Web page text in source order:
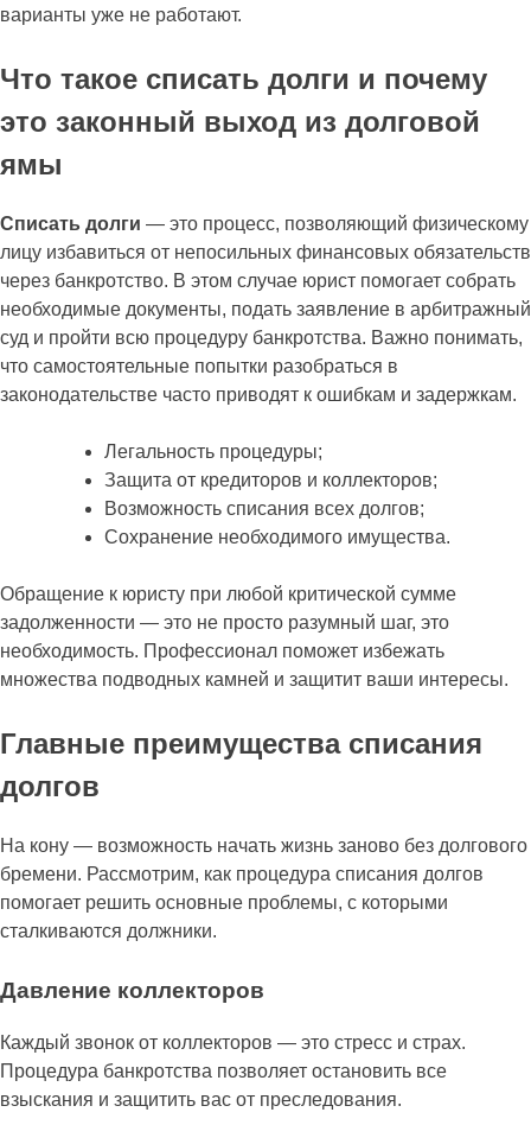
варианты уже не работают.
Что такое списать долги и почему
это законный выход из долговой
ямы
Списать долги — это процесс, позволяющий физическому
лицу избавиться от непосильных финансовых обязательств
через банкротство. В этом случае юрист помогает собрать
необходимые документы, подать заявление в арбитражный
суд и пройти всю процедуру банкротства. Важно понимать,
что самостоятельные попытки разобраться в
законодательстве часто приводят к ошибкам и задержкам.
Легальность процедуры;
Защита от кредиторов и коллекторов;
Возможность списания всех долгов;
Сохранение необходимого имущества.
Обращение к юристу при любой критической сумме
задолженности — это не просто разумный шаг, это
необходимость. Профессионал поможет избежать
множества подводных камней и защитит ваши интересы.
Главные преимущества списания
долгов
На кону — возможность начать жизнь заново без долгового
бремени. Рассмотрим, как процедура списания долгов
помогает решить основные проблемы, с которыми
сталкиваются должники.
Давление коллекторов
Каждый звонок от коллекторов — это стресс и страх.
Процедура банкротства позволяет остановить все
взыскания и защитить вас от преследования.